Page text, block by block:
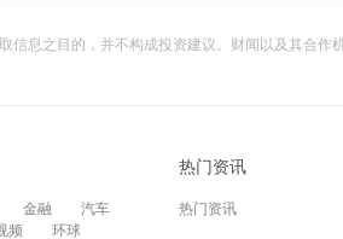
信息之目的，并不构成投资建议。财闻以及其合
金融
汽车
频 环球
热门资讯
热门资讯